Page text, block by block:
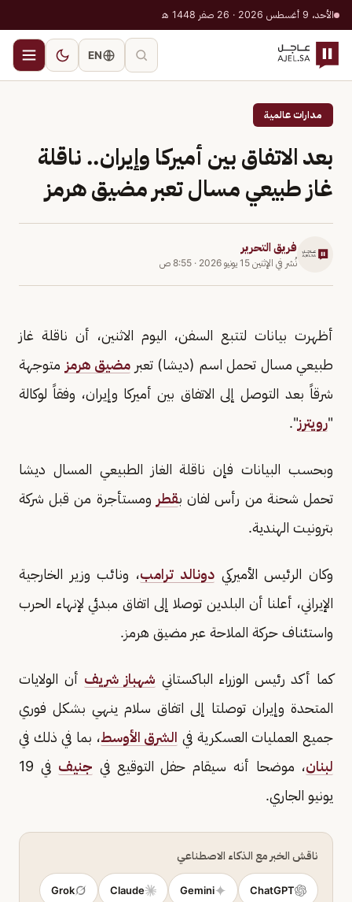
الأحد، 9 أغسطس 2026 · 26 صفر 1448 هـ
EN
مدارات عالمية
بعد الاتفاق بين أميركا وإيران.. ناقلة
غاز طبيعي مسال تعبر مضيق هرمز
فريق التحرير
نُشر في الإثنين 15 يونيو 2026 · 8:55 ص
أظهرت بيانات لتتبع السفن، اليوم الاثنين، أن ناقلة غاز
طبيعي مسال تحمل اسم (ديشا) تعبر مضيق هرمز متوجهة
شرقاً بعد التوصل إلى الاتفاق بين أميركا وإيران، وفقاً لوكالة
"رويترز".
وبحسب البيانات فإن ناقلة الغاز الطبيعي المسال ديشا
تحمل شحنة من رأس لفان بقطر ومستأجرة من قبل شركة
بترونيت الهندية.
وكان الرئيس الأميركيدونالد ترامب، ونائب وزير الخارجية
الإيراني، أعلنا أن البلدين توصلا إلى اتفاق مبدئي لإنهاء الحرب
واستئناف حركة الملاحة عبر مضيق هرمز.
كما أكد رئيس الوزراء الباكستاني شهباز شريف أن الولايات
المتحدة وإيران توصلتا إلى اتفاق سلام ينهي بشكل فوري
جميع العمليات العسكرية في الشرق الأوسط، بما في ذلك في
لبنان، موضحا أنه سيقام حفل التوقيع في جنيف
في 19
يونيو الجاري.
ناقش الخبر مع الذكاء الاصطناعي
ChatGPT
Gemini
Claude
Grok